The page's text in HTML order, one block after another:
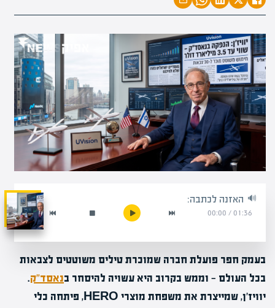
האזנה לכתבה:
01:36
/
00:00
בעמק חפר פועלת חברה שמוכרת טילים משוטטים לצבאות
בכל העולם — וממש בקרוב היא עשויה להיסחר בנאסד"ק.
יוויז'ן, שמייצרת את משפחת מוצרי HERO, פיתחה כלי